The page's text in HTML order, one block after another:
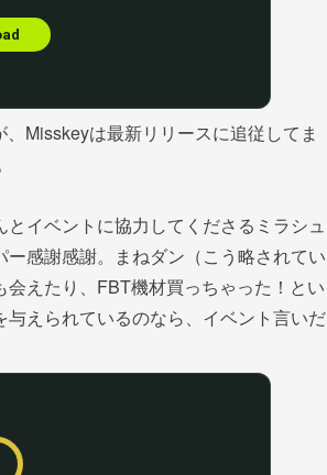
Misskeyは最新リリースに追従してま
イベントに協力してくださるミラシュ
感謝感謝。まねダン（こう略されてい
えたり、FBT機材買っちゃった！とい
えられているのなら、イベント言いだ